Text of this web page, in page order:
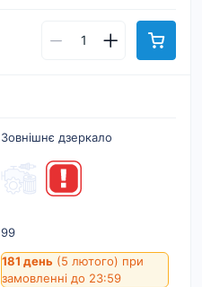
Зовнішнє дзеркало
99
181 день (5 лютого) при
замовленні до 23:59